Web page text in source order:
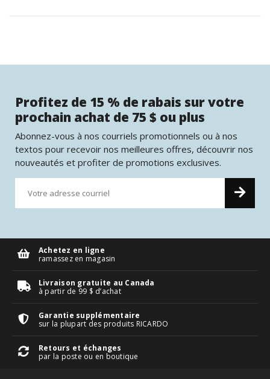
Profitez de 15 % de rabais sur votre
prochain achat de 75 $ ou plus
Abonnez-vous à nos courriels promotionnels ou à nos
textos pour recevoir nos meilleures offres, découvrir nos
nouveautés et profiter de promotions exclusives.
Achetez en ligne
ramassez en magasin
Livraison gratuite au Canada
à partir de 99 $ d’achat
Garantie supplémentaire
sur la plupart des produits RICARDO
Retours et échanges
par la poste ou en boutique